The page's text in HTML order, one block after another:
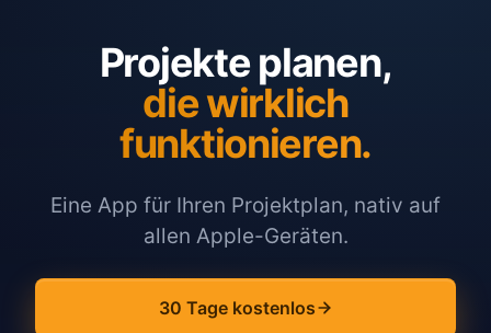
Projekte planen,
die wirklich
funktionieren.
Eine App für Ihren Projektplan, nativ auf
allen Apple-Geräten.
30 Tage kostenlos